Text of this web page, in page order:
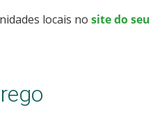
locais no site do seu